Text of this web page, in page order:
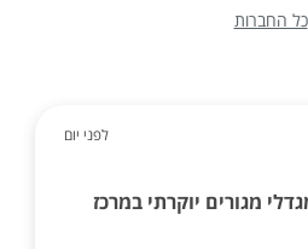
כל החברות
לפני יום
מגורים יוקרתי במרכז